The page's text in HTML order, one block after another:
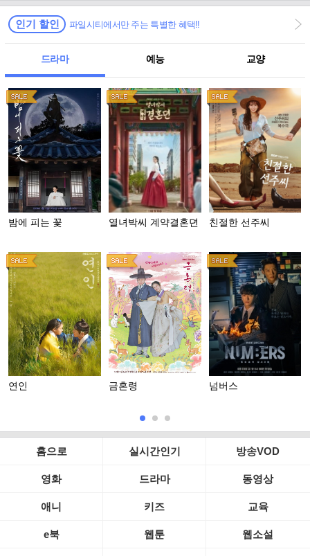
인기 할인 파일시티에서만 주는 특별한 혜택!!
드라마 예능 교양
밤에 피는 꽃 열녀박씨 계약결혼뎐 친절한 선주씨
연인 금혼령 넘버스
홈으로 실시간인기 방송VOD
영화 드라마 동영상
애니 키즈 교육
e북 웹툰 웹소설